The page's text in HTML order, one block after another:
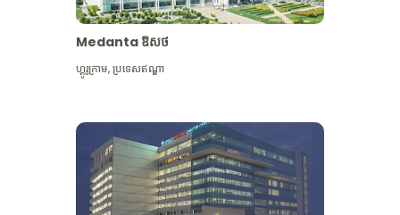
Medanta ឱសថ
ហ្គូរូក្រាម,ប្រទេសឥណ្ឌា